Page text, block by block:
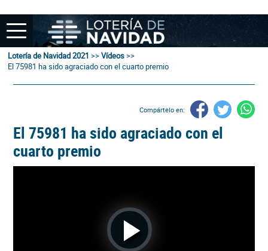
Lotería de Navidad 2021 >>Vídeos>>
El 75981 ha sido agraciado con el cuarto premio
Compártelo en:
El 75981 ha sido agraciado con el
cuarto premio
Play